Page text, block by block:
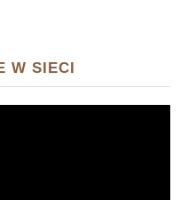
W SIECI